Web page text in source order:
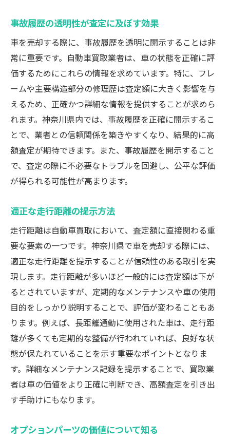
事故履歴の透明性が査定に及ぼす効果
車を売却する際に、事故履歴を透明に開示することは非
常に重要です。自動車買取業者は、車の状態を正確に評
価するためにこれらの情報を求めています。特に、フレ
ームや主要構造部分の修理歴は査定額に大きく影響を与
えるため、正確かつ詳細な情報を提供することが求めら
れます。神奈川県内では、事故履歴を正確に開示するこ
とで、業者との信頼関係を築きやすくなり、結果的に高
額査定が期待できます。また、事故履歴を開示すること
で、査定の際に不必要なトラブルを回避し、公平な評価
が得られる可能性が高まります。
適正な走行距離の提示方法
走行距離は自動車買取において、査定額に直接関わる重
要な要素の一つです。神奈川県で車を売却する際には、
適正な走行距離を提示することが信頼性のある取引を実
現します。走行距離が多いほど一般的には査定額は下が
るとされていますが、定期的なメンテナンスや車の使用
目的をしっかり説明することで、評価が変わることもあ
ります。例えば、長距離通勤に使用された車は、走行距
離が多くても定期的な整備が行われていれば、良好な状
態が保たれていることを示す重要なポイントとなりま
す。詳細なメンテナンス記録を提示することで、買取業
者は車の価値をより正確に判断でき、高額査定を引き出
す手助けにもなります。
オプションパーツの価値について知る